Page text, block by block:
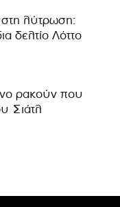
λύτρωση:
δελτίο Λόττο
ρακούν που
Σιάτλ